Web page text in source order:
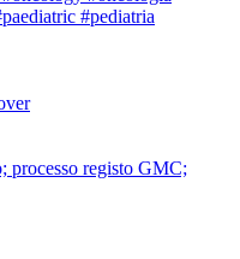
#pediatria
processo registo GMC;